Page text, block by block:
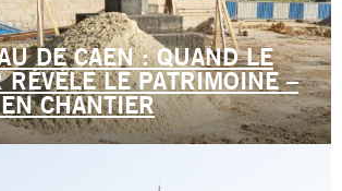
DE CAEN : QUAND LE
RÉVÈLE LE PATRIMOINE –
CHANTIER